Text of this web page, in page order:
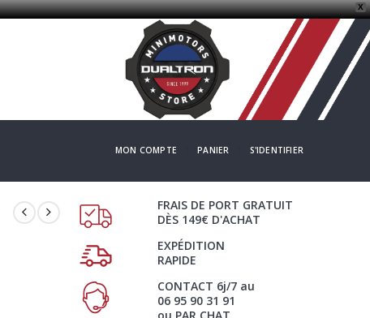
X
MON COMPTE PANIER S'IDENTIFIER
FRAIS DE PORT GRATUIT
DÈS 149€ D'ACHAT
EXPÉDITION
RAPIDE
CONTACT 6j/7 au
06 95 90 31 91
ou PAR CHAT